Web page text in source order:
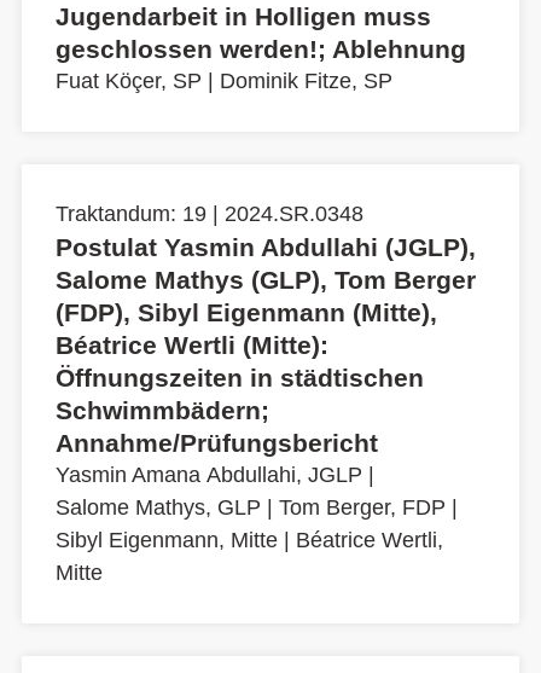
Jugendarbeit in Holligen muss
geschlossen werden!; Ablehnung
Fuat Köçer, SP Dominik Fitze, SP
Traktandum: 19 | 2024.SR.0348
Postulat Yasmin Abdullahi (JGLP),
Salome Mathys (GLP), Tom Berger
(FDP), Sibyl Eigenmann (Mitte),
Béatrice Wertli (Mitte):
Öffnungszeiten in städtischen
Schwimmbädern;
Annahme/Prüfungsbericht
Yasmin Amana Abdullahi, JGLP
Salome Mathys, GLP
Tom Berger, FDP
Sibyl Eigenmann, Mitte
Béatrice Wertli,
Mitte